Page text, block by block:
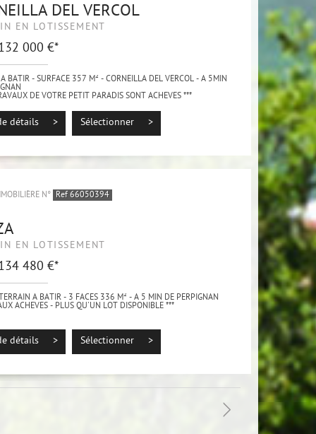
DEL VERCOL
EN LOTISSEMENT
000 €*
BATIR - SURFACE 357 M² - CORNEILLA DEL VERCOL - A 5MIN
DE VOTRE PETIT PARADIS SONT ACHEVES ***
situé sur la commune de CORNEILLA DEL VERCOL, au milieu
détails > Sélectionner >
N° Ref 66050394
EN LOTISSEMENT
480 €*
A BATIR - 3 FACES 336 M² - A 5 MIN DE PERPIGNAN
ACHEVES - PLUS QU'UN LOT DISPONIBLE ***
minutes de...
détails > Sélectionner >